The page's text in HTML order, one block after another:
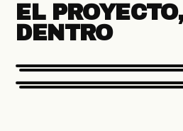
EL
DENTRO
AUTOMATIZACIÓN DE BODEGAS